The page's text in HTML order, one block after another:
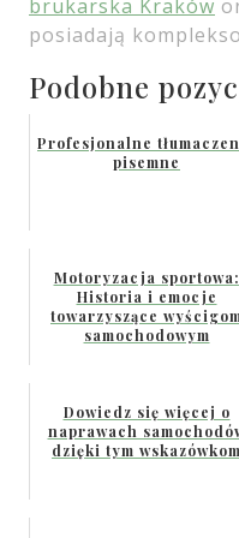
brukarska Kraków
posiadają
Podobne
Profesjonalne
pisemne
Motoryzacja sportowa:
Historia i emocje
towarzyszące
samochodowym
Dowiedz się więcej o
naprawach
dzięki tym wskazówkom